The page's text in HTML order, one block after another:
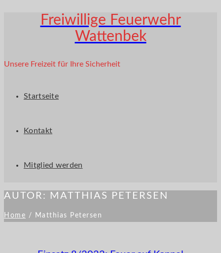
Freiwillige Feuerwehr
Wattenbek
Unsere Freizeit für Ihre Sicherheit
Startseite
Kontakt
Mitglied werden
AUTOR: MATTHIAS PETERSEN
Home / Matthias Petersen